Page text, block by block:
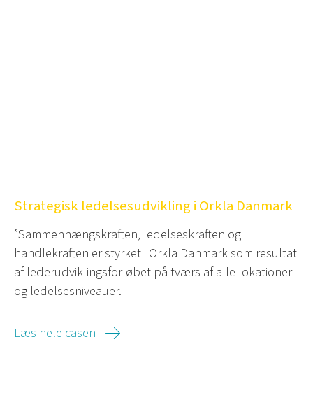
Strategisk ledelsesudvikling i Orkla Danmark
”Sammenhængskraften, ledelseskraften og
handlekraften er styrket i Orkla Danmark som resultat
af lederudviklingsforløbet på tværs af alle lokationer
og ledelsesniveauer."
Læs hele casen